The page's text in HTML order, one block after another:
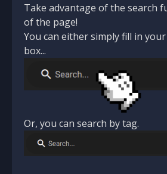
Take advantage of the search
of the page!
You can either simply fill in
box...
Or, you can search by tag.